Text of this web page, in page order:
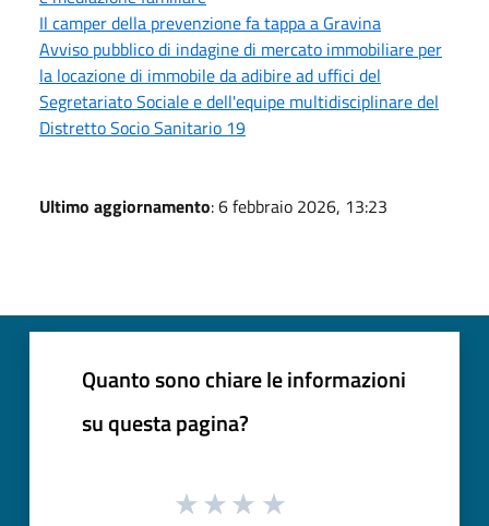
Il camper della prevenzione fa tappa a Gravina
Avviso pubblico di indagine di mercato immobiliare per
la locazione di immobile da adibire ad uffici del
Segretariato Sociale e dell'equipe multidisciplinare del
Distretto Socio Sanitario 19
Ultimo aggiornamento: 6 febbraio 2026, 13:23
Quanto sono chiare le informazioni
su questa pagina?